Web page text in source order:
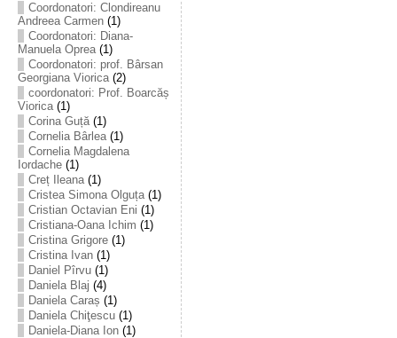
Coordonatori: Clondireanu
Andreea Carmen(1)
Coordonatori: Diana-
Manuela Oprea(1)
Coordonatori: prof. Bârsan
Georgiana Viorica(2)
coordonatori: Prof. Boarcăș
Viorica(1)
Corina Guță(1)
Cornelia Bârlea(1)
Cornelia Magdalena
Iordache(1)
Creț Ileana(1)
Cristea Simona Olguța(1)
Cristian Octavian Eni (1)
Cristiana-Oana Ichim (1)
Cristina Grigore(1)
Cristina Ivan(1)
Daniel Pîrvu(1)
Daniela Blaj (4)
Daniela Caraș (1)
Daniela Chiţescu(1)
Daniela-Diana Ion(1)